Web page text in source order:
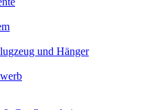
und Hänger